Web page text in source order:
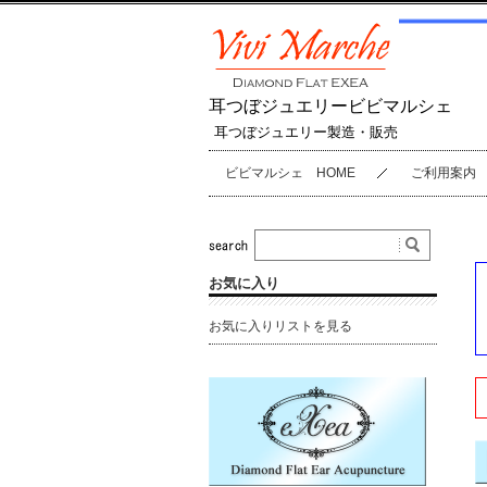
耳つぼジュエリービビマルシェ
耳つぼジュエリー製造・販売
ビビマルシェ HOME ご利用案内
お気に入り
お気に入りリストを見る